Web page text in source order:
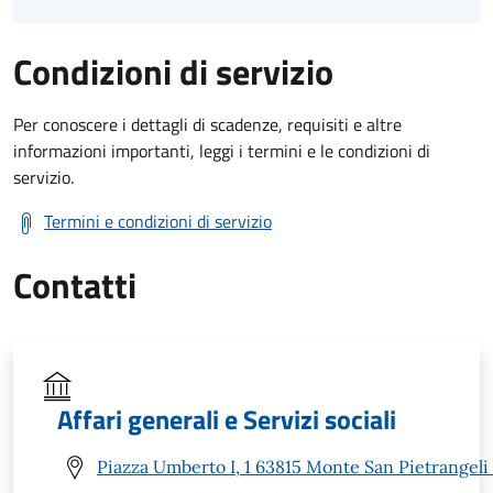
Condizioni di servizio
Per conoscere i dettagli di scadenze, requisiti e altre
informazioni importanti, leggi i termini e le condizioni di
servizio.
Termini e condizioni di servizio
Contatti
Affari generali e Servizi sociali
Piazza Umberto I, 1 63815 Monte San Pietrangeli